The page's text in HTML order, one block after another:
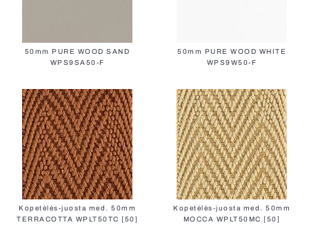
50mm PURE WOOD SAND
WPS9SA50-F
50mm PURE WOOD WHITE
WPS9W50-F
Kopetėlės-juosta med. 50mm
TERRACOTTA WPLT50TC [50]
Kopetėlės-juosta med. 50mm
MOCCA WPLT50MC [50]